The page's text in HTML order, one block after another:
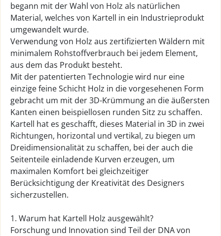
begann mit der Wahl von Holz als natürlichen
Material, welches von Kartell in ein Industrieprodukt
umgewandelt wurde.
Verwendung von Holz aus zertifizierten Wäldern mit
minimalem Rohstoffverbrauch bei jedem Element,
aus dem das Produkt besteht.
Mit der patentierten Technologie wird nur eine
einzige feine Schicht Holz in die vorgesehenen Form
gebracht um mit der 3D-Krümmung an die äußersten
Kanten einen beispiellosen runden Sitz zu schaffen.
Kartell hat es geschafft, dieses Material in 3D in zwei
Richtungen, horizontal und vertikal, zu biegen um
Dreidimensionalität zu schaffen, bei der auch die
Seitenteile einladende Kurven erzeugen, um
maximalen Komfort bei gleichzeitiger
Berücksichtigung der Kreativität des Designers
sicherzustellen.
1. Warum hat Kartell Holz ausgewählt?
Forschung und Innovation sind Teil der DNA von